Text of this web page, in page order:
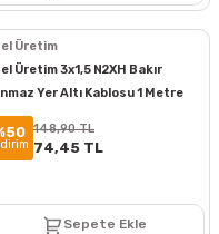
Üretim
Üretim 3x1,5 N2XH Bakır
Yer Altı Kablosu 1 Metre
148,90 TL
74,45 TL
Sepete Ekle